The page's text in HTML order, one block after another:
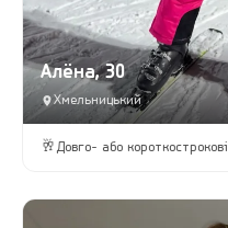
Алёна, 30
Хмельницький
🥂 Довго- або короткострокові